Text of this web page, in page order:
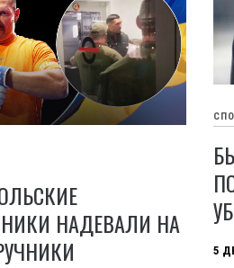
5
НАДЕВАЛИ НА